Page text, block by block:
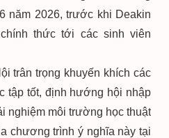
năm 2026, trước khi Deakin
thức tới các sinh viên
trân trọng khuyến khích các
tập tốt, định hướng hội nhập
nghiệm môi trường học thuật
chương trình ý nghĩa này tại